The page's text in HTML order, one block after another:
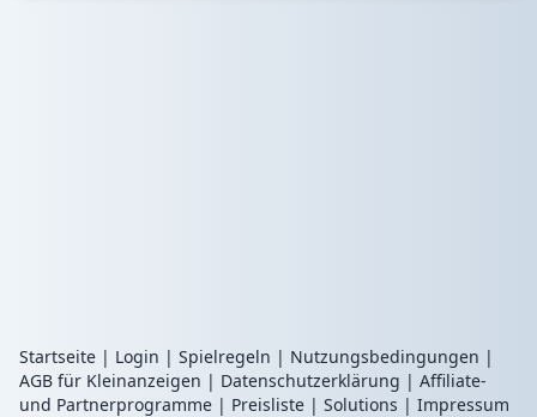
Startseite | Login | Spielregeln | Nutzungsbedingungen |
AGB für Kleinanzeigen | Datenschutzerklärung | Affiliate-
und Partnerprogramme | Preisliste | Solutions | Impressum